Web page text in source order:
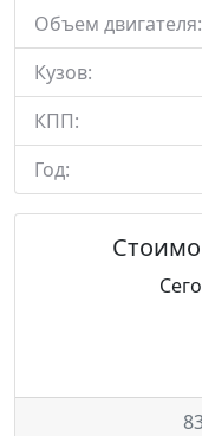
Объем двигателя:
Кузов:
КПП:
Год: